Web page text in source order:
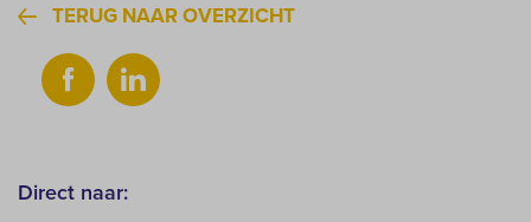
TERUG NAAR OVERZICHT
Direct naar: